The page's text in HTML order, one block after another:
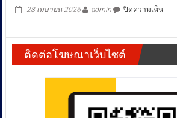
เหยื่อ
เลี้ยง
ชี้
พ.ร.บ.
28 เมษายน 2026 admin ปิดความเห็นบน
ราย!
กรม
ติดต่อโฆษณาเว็บไซต์